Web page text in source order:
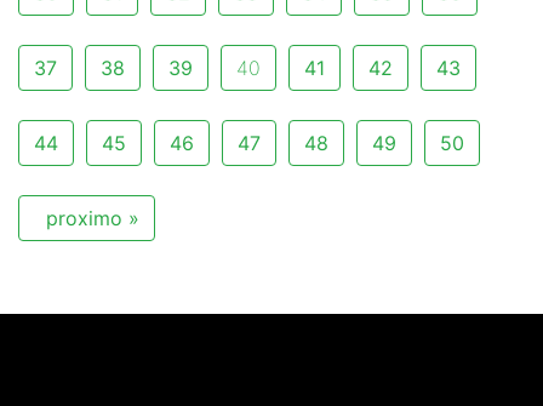
37 38 39 40 41 42 43
44 45 46 47 48 49 50
proximo »